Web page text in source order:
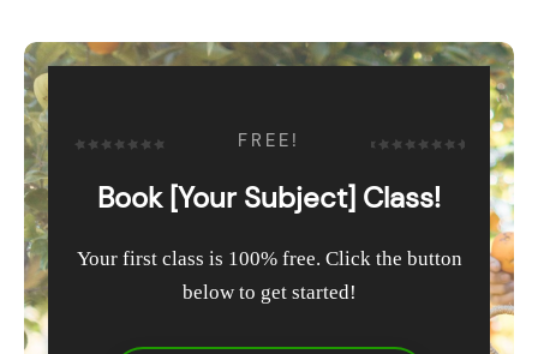
FREE!
Book [Your Subject] Class!
Your first class is 100% free. Click the button
below to get started!